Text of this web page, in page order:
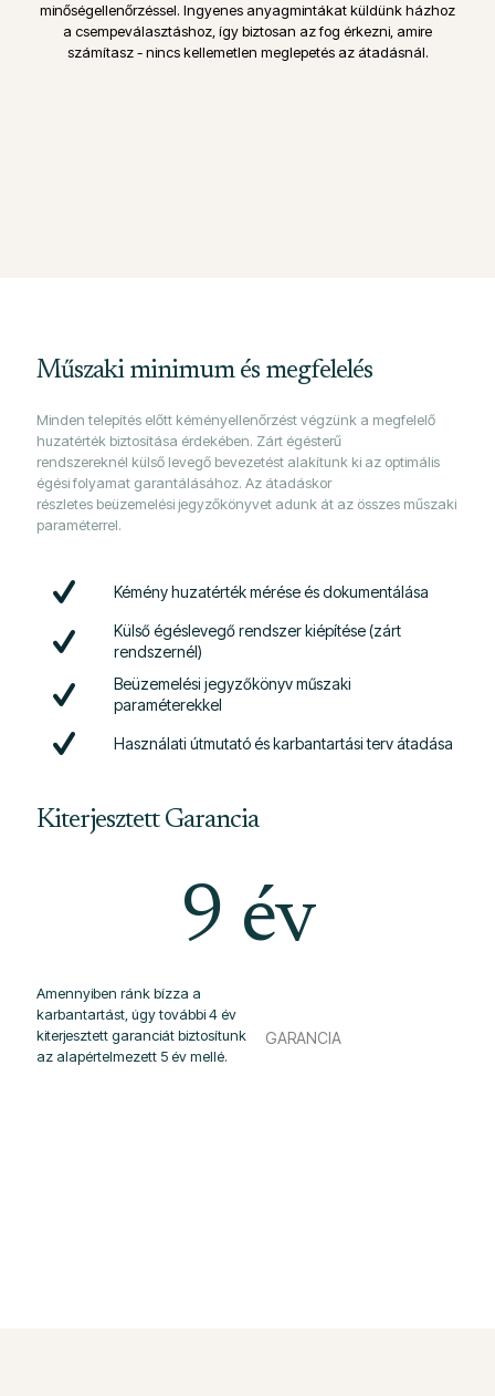
minőségellenőrzéssel. Ingyenes anyagmintákat küldünk házhoz
a csempeválasztáshoz, így biztosan az fog érkezni, amire
számítasz - nincs kellemetlen meglepetés az átadásnál.
Műszaki minimum és megfelelés
Minden telepítés előtt kéményellenőrzéstvégzünk a megfelelő
huzatérték biztosítása érdekében. Zárt égésterű
rendszereknél külső levegő bevezetést alakítunk ki az optimális
égési folyamat garantálásához. Az átadáskor
részletes beüzemelési jegyzőkönyvet adunk át az összes műszaki
paraméterrel.
Kémény huzatérték mérése és dokumentálása
Külső égéslevegő rendszer kiépítése (zárt
rendszernél)
Beüzemelési jegyzőkönyv műszaki
paraméterekkel
Használati útmutató és karbantartási terv átadása
Kiterjesztett Garancia
Amennyiben ránk bízza a
karbantartást, úgy további 4 év
kiterjesztett garanciát biztosítunk
az alapértelmezett 5 év mellé.
9 év
GARANCIA